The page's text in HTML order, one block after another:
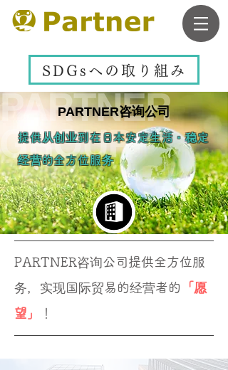
SDGsへの取り組み
PARTNER咨询公司
提供从创业到在日本安定生活・稳定
经营的全方位服务
PARTNER咨询公司提供全方位服
务，实现国际贸易的经营者的
「愿
望」
！